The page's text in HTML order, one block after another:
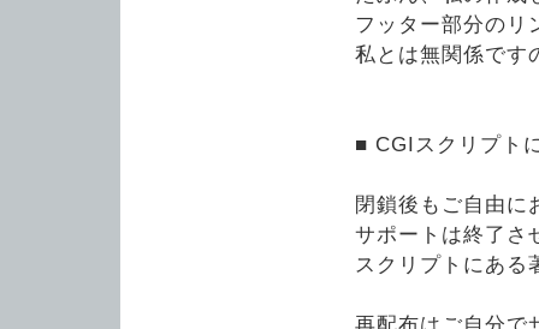
フッター部分のリ
私とは無関係です
■ CGIスクリプト
閉鎖後もご自由に
サポートは終了さ
スクリプトにある